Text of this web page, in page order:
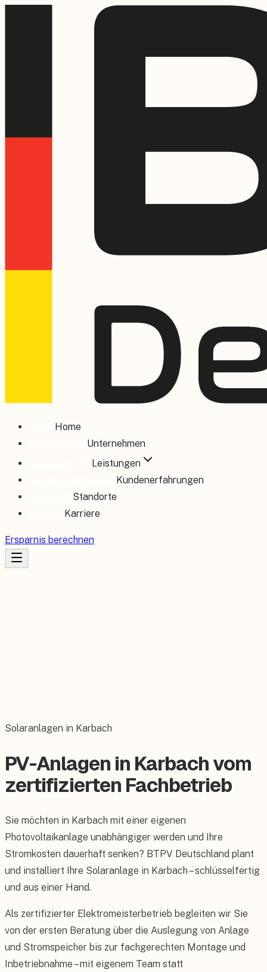
Home
Unternehmen
Leistungen
Kundenerfahrungen
Standorte
Karriere
Ersparnis berechnen
Solaranlagen in Karbach
PV-Anlagen in Karbach vom
zertifizierten Fachbetrieb
Sie möchten in Karbach mit einer eigenen
Photovoltaikanlage unabhängiger werden und Ihre
Stromkosten dauerhaft senken? BTPV Deutschland plant
und installiert Ihre Solaranlage in Karbach – schlüsselfertig
und aus einer Hand.
Als zertifizierter Elektromeisterbetrieb begleiten wir Sie
von der ersten Beratung über die Auslegung von Anlage
und Stromspeicher bis zur fachgerechten Montage und
Inbetriebnahme – mit eigenem Team statt